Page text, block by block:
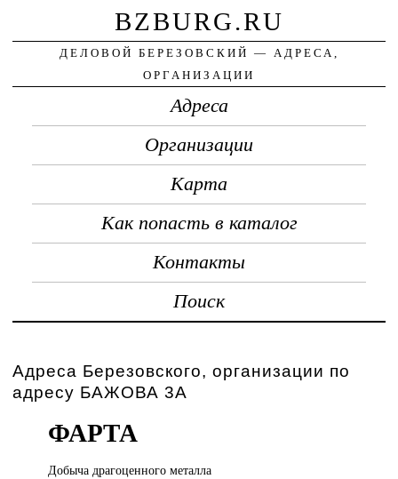
BZBURG.RU
ДЕЛОВОЙ БЕРЕЗОВСКИЙ — АДРЕСА,
ОРГАНИЗАЦИИ
Адреса
Организации
Карта
Как попасть в каталог
Контакты
Поиск
Адреса Березовского, организации по
адресу БАЖОВА 3А
ФАРТА
Добыча драгоценногометалла